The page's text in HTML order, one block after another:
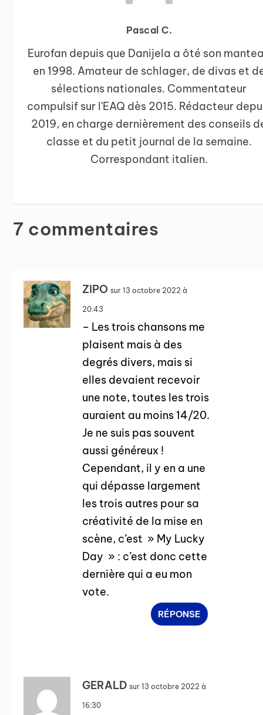
Pascal C.
Eurofan depuis que Danijela a ôté son
en 1998. Amateur de schlager, de divas et
sélections nationales. Commentateur
compulsif sur l'EAQ dès 2015. Rédacteur
2019, en charge dernièrement des conseils
classe et du petit journal de la semaine.
Correspondant italien.
7 commentaires
ZIPO sur 13 octobre 2022 à
20:43
– Les trois chansons me
plaisent mais à des
degrés divers, mais si
elles devaient recevoir
une note, toutes les trois
auraient au moins 14/20.
Je ne suis pas souvent
aussi généreux !
Cependant, il y en a une
qui dépasse largement
les trois autres pour sa
créativité de la mise en
scène, c’est » My Lucky
Day » : c’est donc cette
dernière qui a eu mon
vote.
RÉPONSE
GERALD sur 13 octobre 2022 à
16:30